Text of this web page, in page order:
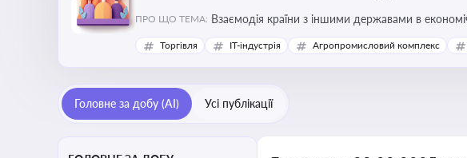
ПРО ЩО ТЕМА: Взаємодія країни з іншими державами в
інвестиції, торгівлю, митне регулювання
Торгівля IT-індустрія Агропромисловий комплекс
Головне за добу (AI) Усі публікації